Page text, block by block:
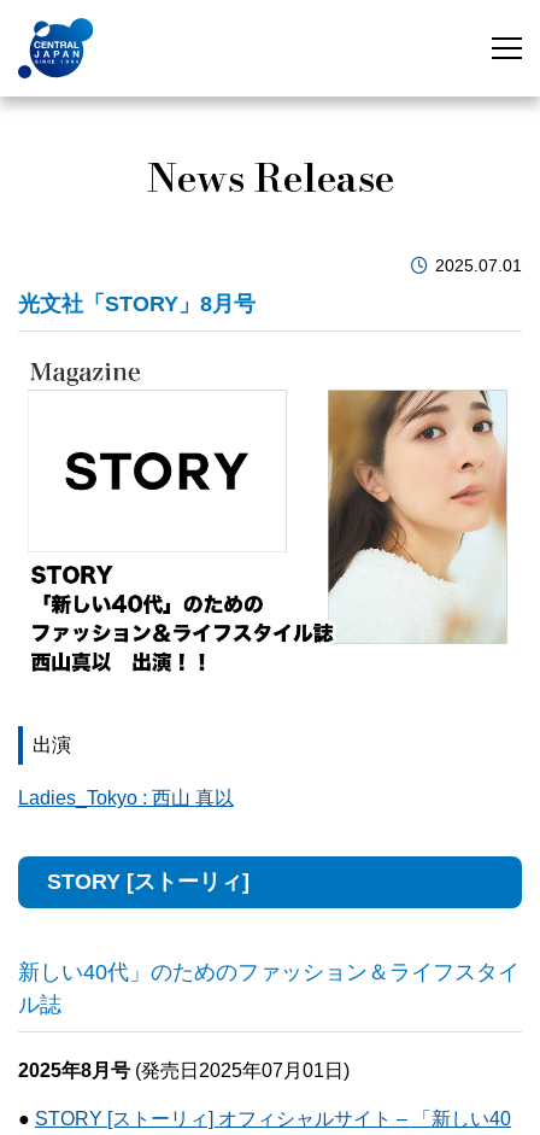
News Release
2025.07.01
光文社「STORY」8月号
出演
Ladies_Tokyo : 西山 真以
STORY [ストーリィ]
新しい40代」のためのファッション＆ライフスタイ
ル誌
2025年8月号 (発売日2025年07月01日)
● STORY [ストーリィ] オフィシャルサイト – 「新しい40